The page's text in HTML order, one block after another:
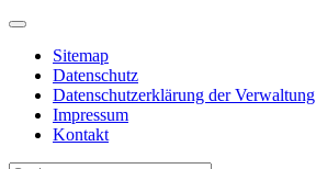
Sitemap
Datenschutz
Datenschutzerklärung der Verwaltung
Impressum
Kontakt